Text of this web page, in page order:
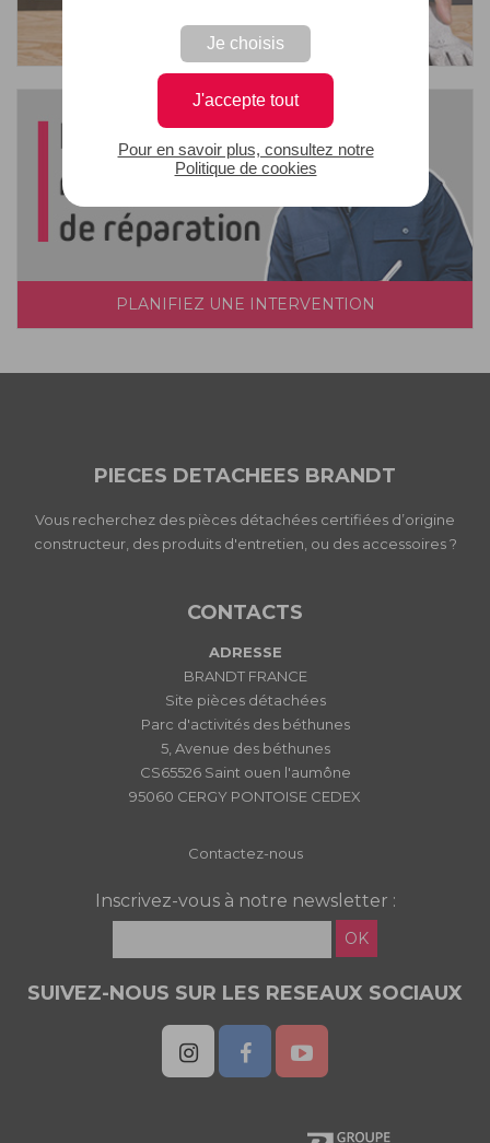
Je choisis
J'accepte tout
Pour en savoir plus, consultez notre
Politique de cookies
PLANIFIEZ UNE INTERVENTION
PIECES DETACHEES BRANDT
Vous recherchez des pièces détachées certifiées d’origine
constructeur, des produits d'entretien, ou des accessoires ?
CONTACTS
ADRESSE
BRANDT FRANCE
Site pièces détachées
Parc d'activités des béthunes
5, Avenue des béthunes
CS65526 Saint ouen l'aumône
95060 CERGY PONTOISE CEDEX
Contactez-nous
Inscrivez-vous à notre newsletter :
OK
SUIVEZ-NOUS SUR LES RESEAUX SOCIAUX